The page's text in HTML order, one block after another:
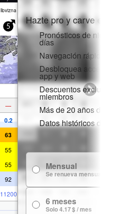
llov­izna
5
—
0.2
63
55
55
92
11200
Hazte pro y carve en:
Pronósticos de nieve
días
Navegación rápida sin
Desbloquea acceso
app y web
Descuentos exclusivos
miembros
Más de 20 años de
Datos históricos de
Mensual
Se renueva mensualmente
6 meses
Solo 4.17 $ / mes